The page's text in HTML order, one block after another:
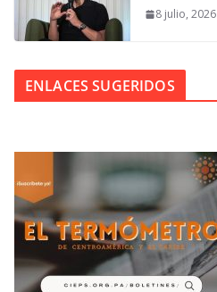
8 julio, 2026
ENLACES SUGERIDOS